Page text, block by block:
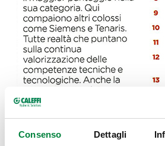
Consenso Dettagli
Anche quest'anno Caleffi è tra le